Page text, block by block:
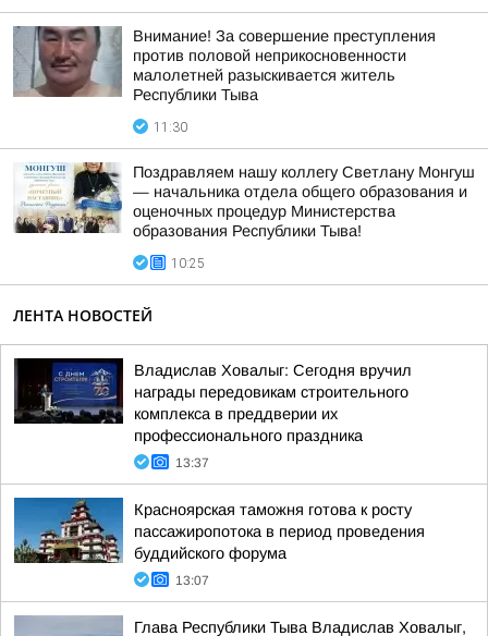
Внимание! За совершение преступления
против половой неприкосновенности
малолетней разыскивается житель
Республики Тыва
11:30
Поздравляем нашу коллегу Светлану Монгуш
— начальника отдела общего образования и
оценочных процедур Министерства
образования Республики Тыва!
10:25
ЛЕНТА НОВОСТЕЙ
Владислав Ховалыг: Сегодня вручил
награды передовикам строительного
комплекса в преддверии их
профессионального праздника
13:37
Красноярская таможня готова к росту
пассажиропотока в период проведения
буддийского форума
13:07
Глава Республики Тыва Владислав Ховалыг,